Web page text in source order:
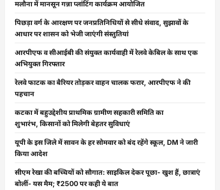
मलौना में मानसून गन्ना प्लांटिंग कार्यक्रम आयोजित
पिछड़ा वर्ग के आरक्षण पर जनप्रतिनिधियों से सीधे संवाद, सुझावों के
आधार पर शासन को भेजी जाएंगी संस्तुतियां
आरपीएफ व सीआईबी की संयुक्त कार्यवाही में रेलवे केबिल के साथ एक
अभियुक्त गिरफ्तार
रेलवे फाटक का बैरियर तोड़कर वाहन चालक फरार, आरपीएफ ने की
पहचान
कटका में बहुउद्देशीय प्राथमिक ग्रामीण सहकारी समिति का
शुभारंभ, किसानों को मिलेगी बेहतर सुविधाएं
यूपी के इस जिले में सावन के हर सोमवार को बंद रहेंगे स्कूल, DM ने जारी
किया आदेश
सीएम रेखा की बच्चियों को सौगात: साइकिल देकर पूछा- खुश हैं, छात्राएं
बोलीं- यस मैम; ₹2500 पर कही ये बात